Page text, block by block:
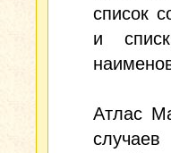
список
и
Атлас